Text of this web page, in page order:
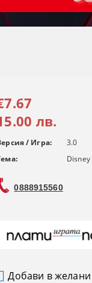
лв.
/ Игра:
3.0
Disney
0888915560
Добави в желани